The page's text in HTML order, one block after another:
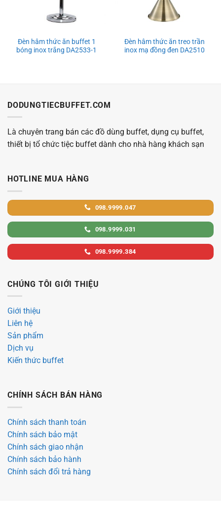
Đèn hâm thức ăn buffet 1
bóng inox trắng DA2533-1
Đèn hâm thức ăn treo trần
inox mạ đồng đen DA2510
DODUNGTIECBUFFET.COM
Là chuyên trang bán các đồ dùng buffet, dụng cụ buffet,
thiết bị tổ chức tiệc buffet dành cho nhà hàng khách sạn
HOTLINE MUA HÀNG
098.9999.047
098.9999.031
098.9999.384
CHÚNG TÔI GIỚI THIỆU
Giới thiệu
Liên hệ
Sản phẩm
Dịch vụ
Kiến thức buffet
CHÍNH SÁCH BÁN HÀNG
Chính sách thanh toán
Chính sách bảo mật
Chính sách giao nhận
Chính sách bảo hành
Chính sách đổi trả hàng